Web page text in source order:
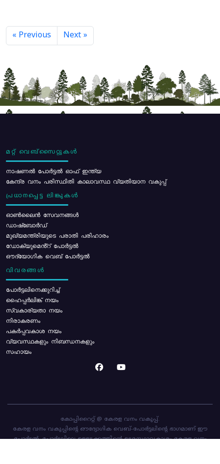
« Previous Next »
മറ്റ് വെബ്സൈറ്റുകൾ
നാഷണൽ പോർട്ടൽ ഓഫ് ഇന്ത്യ
കേന്ദ്ര വനം പരിസ്ഥിതി കാലാവസ്ഥ വ്യതിയാന വകുപ്പ്
പ്രധാനപ്പെട്ട ലിങ്കുകൾ
ഓൺലൈൻ സേവനങ്ങൾ
ഡാഷ്ബോർഡ്
മുഖ്യമന്ത്രിയുടെ പരാതി പരിഹാരം
ഡോക്യുമെൻ്റ് പോർട്ടൽ
ഔദ്യോഗിക വെബ് പോർട്ടൽ
വിവരങ്ങൾ
പോര്‍ട്ടലിനെക്കുറിച്ച്
ഹൈപ്പർലിങ്ക് നയം
സ്വകാര്യതാ നയം
നിരാകരണം
പകർപ്പവകാശ നയം
വ്യവസ്ഥകളും നിബന്ധനകളും
സഹായം
കോപ്പിറൈറ്റ് @ കേരള വനം വകുപ്പ്.
കേരള വനം വകുപ്പിന്റെ ഔദ്യോഗിക വെബ്-പോർട്ടലിന്റെ ഭാഗമാണ് ഈ
പോർട്ടൽ. പോർട്ടലിലെ ഉള്ളടക്കത്തിന്റെ ഉടമസ്ഥാവകാശം കേരള വനം